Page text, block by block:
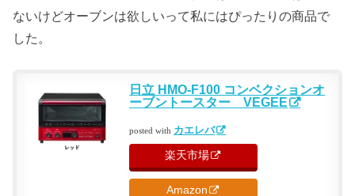
ないけどオーブンは欲しいって私にはぴったりの商品で
した。
日立 HMO-F100 コンベクションオ
ーブントースター VEGEE
posted with カエレバ
楽天市場
Amazon